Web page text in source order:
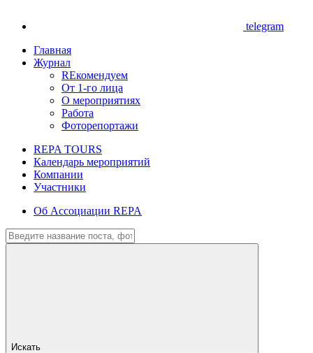
telegram
Главная
Журнал
REкомендуем
От 1-го лица
О мероприятиях
Работа
Фоторепортажи
REPA TOURS
Календарь мероприятий
Компании
Участники
Об Ассоциации REPA
Искать